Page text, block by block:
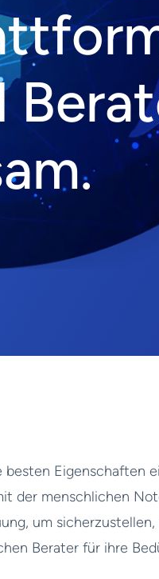
besten Eigenschaften
der menschlichen
um sicherzustellen,
Berater für ihre